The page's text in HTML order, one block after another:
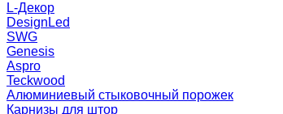
L-Декор
DesignLed
SWG
Genesis
Aspro
Teckwood
Алюминиевый стыковочный порожек
Карнизы для штор